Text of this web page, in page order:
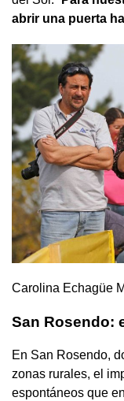
abrir una puerta
Carolina Echagüe
San Rosendo:
En San Rosendo,
zonas rurales, el
espontáneos que